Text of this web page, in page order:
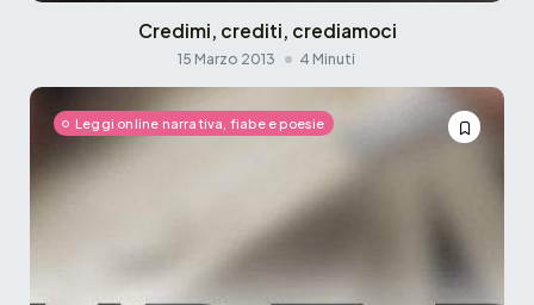
Credimi, crediti, crediamoci
15 Marzo 2013 4 Minuti
Leggi online narrativa, fiabe e poesie